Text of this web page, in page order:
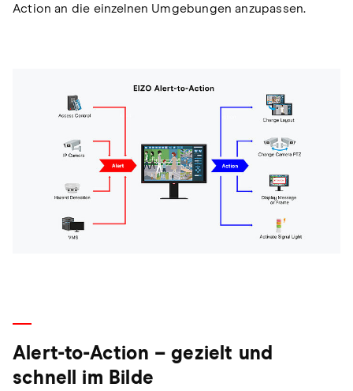
Action an die einzelnen Umgebungen anzupassen.
Alert-to-Action – gezielt und
schnell im Bilde